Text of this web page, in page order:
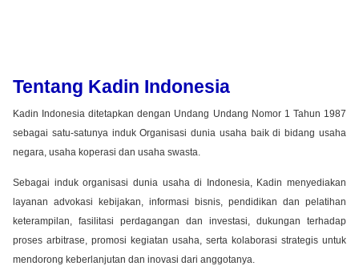
Tentang Kadin Indonesia
Kadin Indonesia ditetapkan dengan Undang Undang Nomor 1 Tahun 1987
sebagai satu-satunya induk Organisasi dunia usaha baik di bidang usaha
negara, usaha koperasi dan usaha swasta.
Sebagai induk organisasi dunia usaha di Indonesia, Kadin menyediakan
layanan advokasi kebijakan, informasi bisnis, pendidikan dan pelatihan
keterampilan, fasilitasi perdagangan dan investasi, dukungan terhadap
proses arbitrase, promosi kegiatan usaha, serta kolaborasi strategis untuk
mendorong keberlanjutan dan inovasi dari anggotanya.